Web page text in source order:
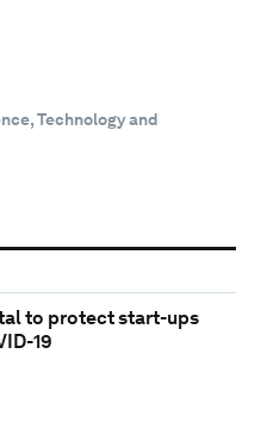
Technology and
to protect start-ups
19